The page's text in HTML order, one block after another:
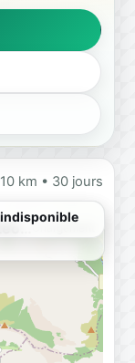
km • 30 jours
Chargement